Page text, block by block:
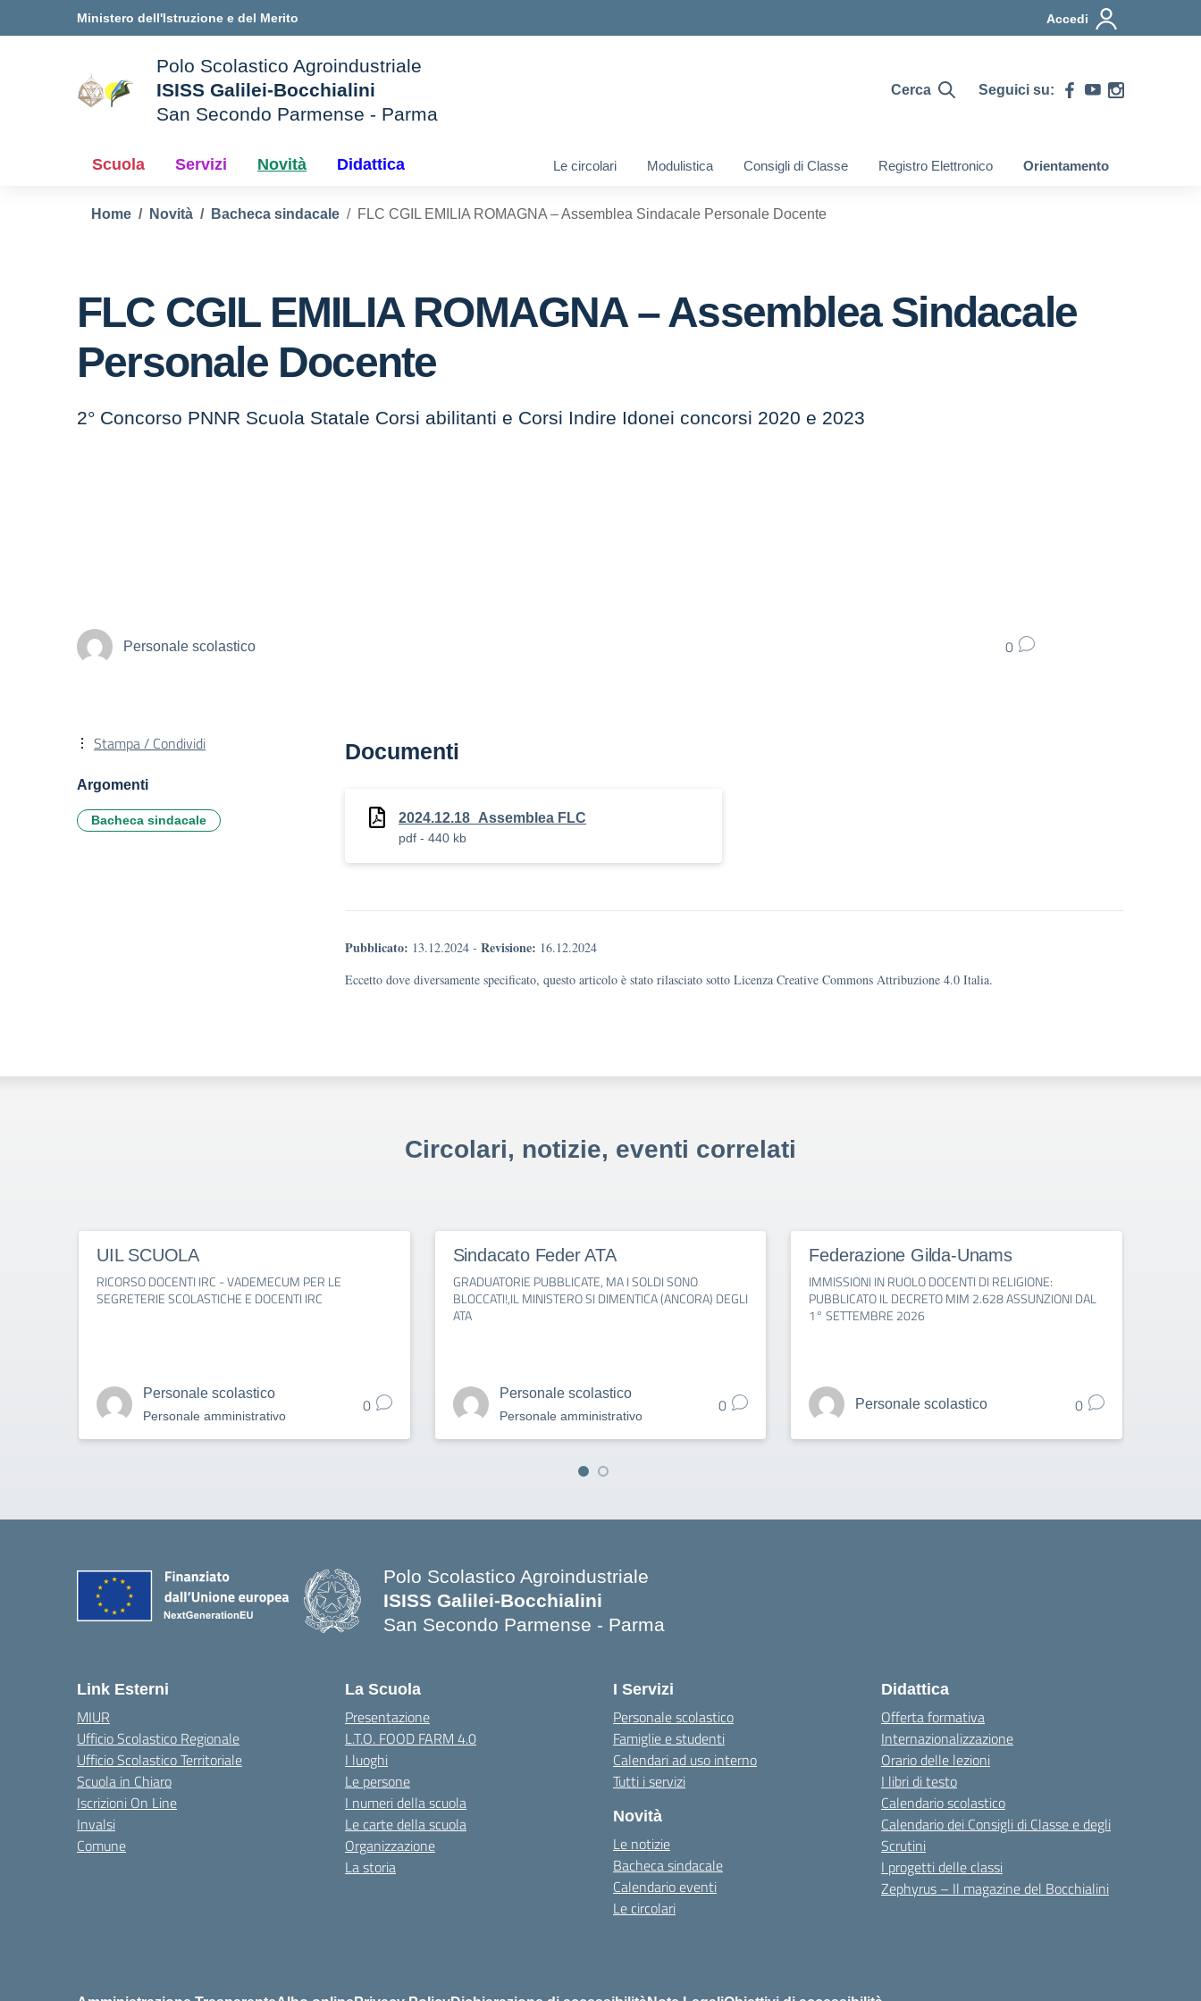
Vai ai contenuti
Vai al menu di navigazioneMinistero dell'Istruzione e del Merito Accedi
Polo Scolastico Agroindustriale
ISISS Galilei-Bocchialini
San Secondo Parmense - Parma
Cerca Seguici su:
Scuola Servizi Novità Didattica Le circolari Modulistica Consigli di Classe Registro Elettronico Orientamento
Home Novità Bacheca sindacale FLC CGIL EMILIA ROMAGNA – Assemblea Sindacale Personale Docente
FLC CGIL EMILIA ROMAGNA – Assemblea Sindacale
Personale Docente
2° Concorso PNNR Scuola Statale Corsi abilitanti e Corsi Indire Idonei concorsi 2020 e 2023
Personale scolastico 0
Documenti
2024.12.18_Assemblea FLC
pdf - 440 kb
Pubblicato: 13.12.2024 - Revisione: 16.12.2024
Eccetto dove diversamente specificato, questo articolo è stato rilasciato sotto Licenza Creative Commons Attribuzione 4.0 Italia.
Stampa / Condividi
Argomenti
Bacheca sindacale
Circolari, notizie, eventi correlati
UIL SCUOLA
RICORSO DOCENTI IRC - VADEMECUM PER LE
SEGRETERIE SCOLASTICHE E DOCENTI IRC
Personale scolastico
Personale amministrativo 0
Sindacato Feder ATA
GRADUATORIE PUBBLICATE, MA I SOLDI SONO
BLOCCATI!,IL MINISTERO SI DIMENTICA (ANCORA) DEGLI
ATA
Personale scolastico
Personale amministrativo 0
Federazione Gilda-Unams
IMMISSIONI IN RUOLO DOCENTI DI RELIGIONE:
PUBBLICATO IL DECRETO MIM 2.628 ASSUNZIONI DAL
1° SETTEMBRE 2026
Personale scolastico 0
Polo Scolastico Agroindustriale
ISISS Galilei-Bocchialini
San Secondo Parmense - Parma
Link Esterni
MIUR
Ufficio Scolastico Regionale
Ufficio Scolastico Territoriale
Scuola in Chiaro
Iscrizioni On Line
Invalsi
Comune
La Scuola
Presentazione
L.T.O. FOOD FARM 4.0
I luoghi
Le persone
I numeri della scuola
Le carte della scuola
Organizzazione
La storia
I Servizi
Personale scolastico
Famiglie e studenti
Calendari ad uso interno
Tutti i servizi
Novità
Le notizie
Bacheca sindacale
Calendario eventi
Le circolari
Didattica
Offerta formativa
Internazionalizzazione
Orario delle lezioni
I libri di testo
Calendario scolastico
Calendario dei Consigli di Classe e degli
Scrutini
I progetti delle classi
Zephyrus – Il magazine del Bocchialini